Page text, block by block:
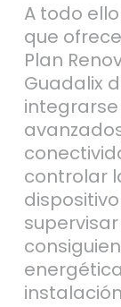
A todo
que
Plan
Guadalix
controlar